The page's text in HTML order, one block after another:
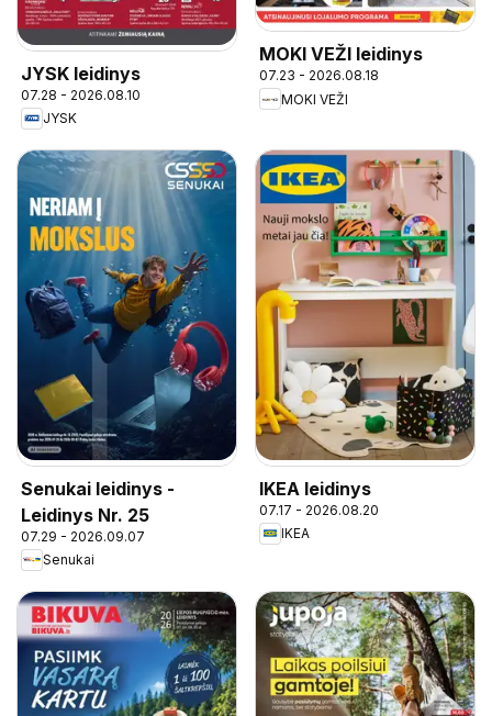
JYSK leidinys
07.28 - 2026.08.10
JYSK
MOKI VEŽI leidinys
07.23 - 2026.08.18
MOKI VEŽI
Senukai leidinys -
Leidinys Nr. 25
07.29 - 2026.09.07
Senukai
IKEA leidinys
07.17 - 2026.08.20
IKEA